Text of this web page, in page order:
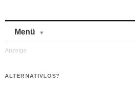
Menü
ALTERNATIVLOS?